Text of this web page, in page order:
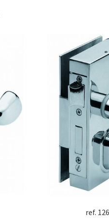
ref.